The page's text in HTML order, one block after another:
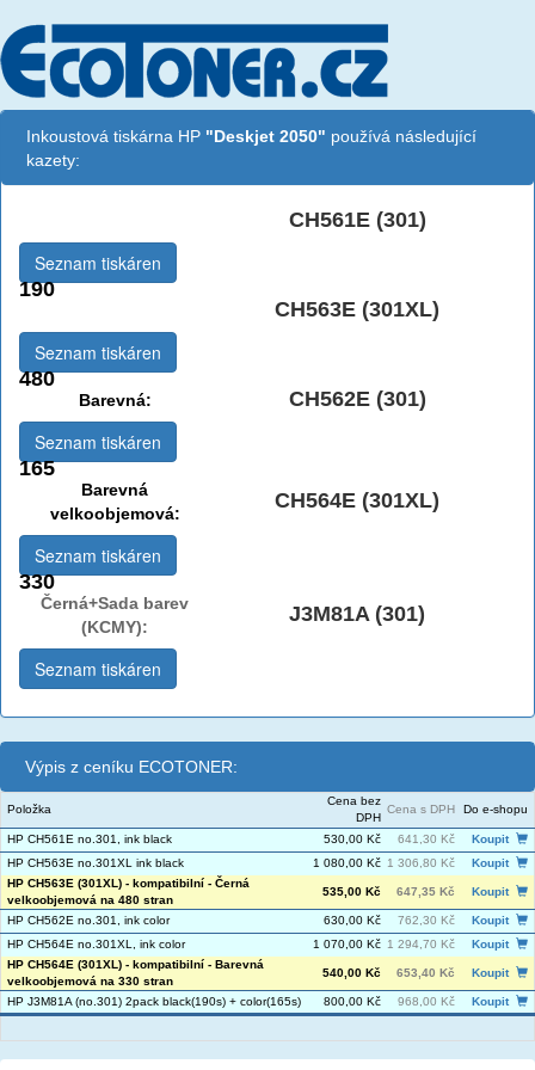
Inkoustová tiskárna HP "Deskjet 2050" používá následující
kazety:
CH561E (301)
190
Seznam tiskáren
CH563E (301XL)
480
Seznam tiskáren
Barevná: CH562E (301)
165
Seznam tiskáren
Barevná
velkoobjemová:
CH564E (301XL)
330
Seznam tiskáren
Černá+Sada barev
(KCMY):
J3M81A (301)
Seznam tiskáren
Výpis z ceníku ECOTONER:
Položka
Cena bez
DPH
Cena s DPH Do e-shopu
HP CH561E no.301, ink black 530,00 Kč 641,30 Kč
Koupit
HP CH563E no.301XL ink black
1 080,00 Kč 1 306,80 Kč
Koupit
HP CH563E (301XL) - kompatibilní - Černá
velkoobjemová na 480 stran
535,00 Kč 647,35 Kč Koupit
HP CH562E no.301, ink color 630,00 Kč 762,30 Kč
Koupit
HP CH564E no.301XL, ink color
1 070,00 Kč 1 294,70 Kč
Koupit
HP CH564E (301XL) - kompatibilní - Barevná
velkoobjemová na 330 stran
540,00 Kč 653,40 Kč Koupit
HP J3M81A (no.301) 2pack black(190s) + color(165s) 800,00 Kč 968,00 Kč Koupit